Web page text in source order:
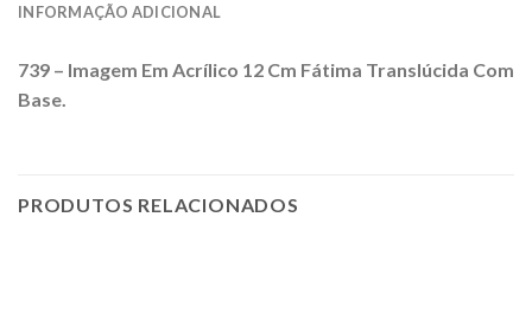
INFORMAÇÃO ADICIONAL
739 – Imagem Em Acrílico 12 Cm Fátima Translúcida Com
Base.
PRODUTOS RELACIONADOS